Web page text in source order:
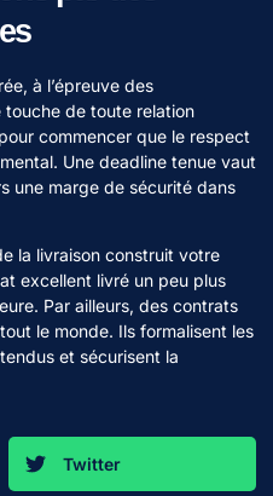
à l’épreuve des
touche de toute relation
commencer que le respect
Une deadline tenue vaut
une marge de sécurité dans
la livraison construit votre
excellent livré un peu plus
Par ailleurs, des contrats
le monde. Ils formalisent les
et sécurisent la
Twitter